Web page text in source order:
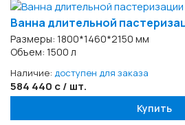
Ванна длительной
Размеры: 1800*1460*2150 мм
Объем: 1500 л
Наличие: доступен для заказа
584 440 с / шт.
Купить